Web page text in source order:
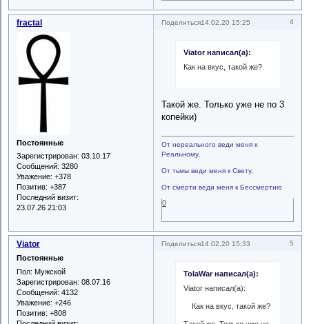
Поделиться 4
14.02.20 15:25
fractal
Постоянные
Зарегистрирован: 03.10.17
Сообщений: 3280
Уважение: +378
Позитив: +387
Последний визит:
23.07.26 21:03
Viator написал(а):
Как на вкус, такой же?
Такой же. Только уже не по 3
копейки)
От нереального веди меня к
Реальному,
От тьмы веди меня к Свету,
От смерти веди меня к Бессмертию
0
Поделиться 5
14.02.20 15:33
Viator
Постоянные
Пол: Мужской
Зарегистрирован: 08.07.16
Сообщений: 4132
Уважение: +246
Позитив: +808
TolaWar написал(а):
Viator написал(а):
Как на вкус, такой же?